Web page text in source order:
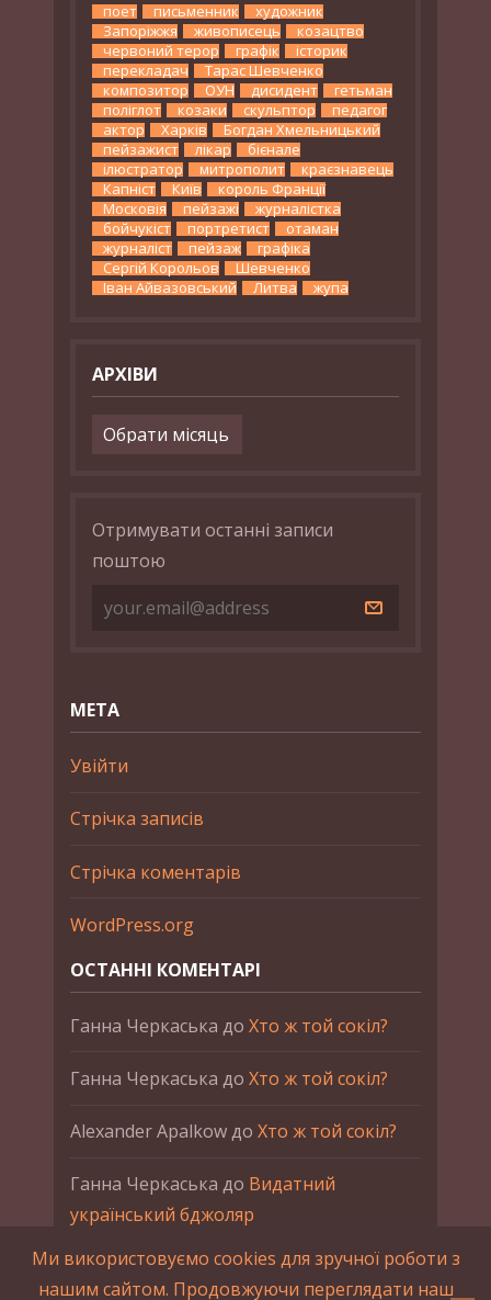
поет письменник
художник
Запоріжжя
живописець
козацтво
червоний терор
графік
історик
перекладач
Тарас Шевченко
композитор
ОУН дисидент
гетьман
поліглот
козаки скульптор
педагог
актор
Харків
Богдан Хмельницький
пейзажист
лікар
бієнале
ілюстратор
митрополит
краєзнавець
Капніст
Київ
король Франції
Московія
пейзажі
журналістка
бойчукіст
портретист
отаман
журналіст
пейзаж
графіка
Сергій Корольов
Шевченко
Іван Айвазовський
Литва жупа
АРХІВИ
Архіви
Отримувати останні записи
поштою
МЕТА
Увійти
Стрічка записів
Стрічка коментарів
WordPress.org
ОСТАННІ КОМЕНТАРІ
Ганна Черкаська до Хто ж той сокіл?
Ганна Черкаська до Хто ж той сокіл?
Alexander Apalkowдо Хто ж той сокіл?
Ганна Черкаська до Видатний
український бджоляр
Ганна ЧеркаськадоПетро Франко
Ми використовуємо cookies для зручної роботи з
нашим сайтом. Продовжуючи переглядати наш